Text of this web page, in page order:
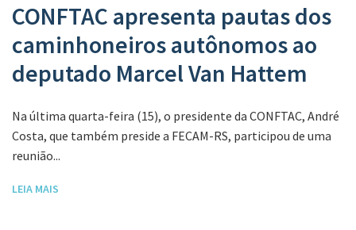
CONFTAC apresenta pautas dos
caminhoneiros autônomos ao
deputado Marcel Van Hattem
Na última quarta-feira (15), o presidente da CONFTAC, André
Costa, que também preside a FECAM-RS, participou de uma
reunião...
LEIA MAIS